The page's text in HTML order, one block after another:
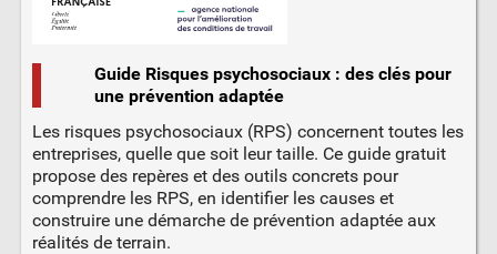
Guide Risques psychosociaux : des clés pour
une prévention adaptée
Les risques psychosociaux (RPS) concernent toutes les
entreprises, quelle que soit leur taille. Ce guide gratuit
propose des repères et des outils concrets pour
comprendre les RPS, en identifier les causes et
construire une démarche de prévention adaptée aux
réalités de terrain.